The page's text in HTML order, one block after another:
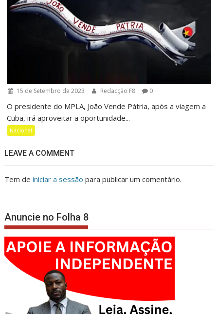
15 de Setembro de 2023 Redacção F8 0
O presidente do MPLA, João Vende Pátria, após a viagem a
Cuba, irá aproveitar a oportunidade...
Nacional
LEAVE A COMMENT
Tem deiniciar a sessão para publicar um comentário.
Anuncie no Folha 8